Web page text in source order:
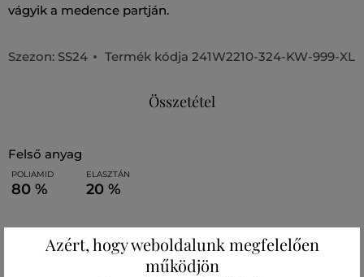
vágyik a medence partján.
Szezon: SS24 Termék kódja 241W2210-324-KW-999-XL
Összetétel
felső anyag
POLIAMID
80 %
ELASZTÁN
20 %
Ajánlott termékek
Azért, hogy weboldalunk megfelelően
működjön